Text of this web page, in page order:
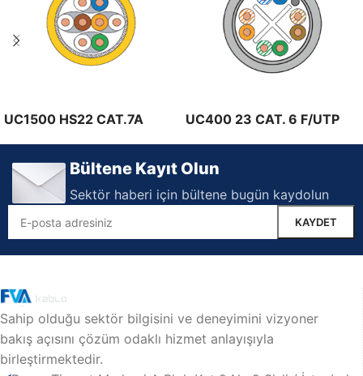
UC1500 HS22 CAT.7A
UC400 23 CAT. 6 F/UTP
Bültene Kayıt Olun
Sektör haberi için bültene bugün kaydolun
Sahip olduğu sektör bilgisini ve deneyimini vizyoner
bakış açısını çözüm odaklı hizmet anlayışıyla
birleştirmektedir.